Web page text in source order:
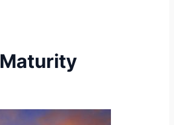
Maturity